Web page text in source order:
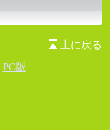
上に戻る
PC版